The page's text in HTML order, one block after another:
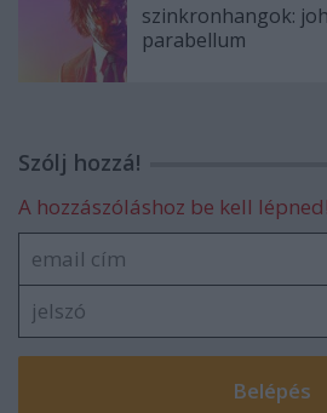
szinkronhangok:
parabellum
Szólj hozzá!
A hozzászóláshoz be kell lépned!